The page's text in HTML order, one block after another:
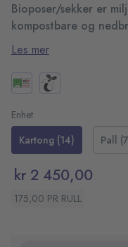
Bioposer/sekker er
kompostbare og
Bioposer/sekke er
hovedbestandsdelen
Brukes til organisk
Størrelse: 60x74 cm
17 my
Komposteres etter
Les mer
Enhet
Kartong (14)
Pall
kr 2 450,00
175,00 PR RULL